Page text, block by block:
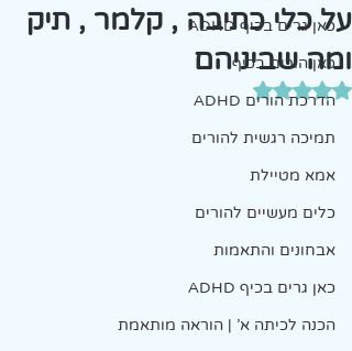
כאן גרים בכיף ADHD
כאן הורים בכיף
הדרכת הורים ADHD
תמיכה רגשית להורים
אמא מטיילת
כלים מעשיים להורים
אבחונים והתאמות
כאן גרים בכיף ADHD
הכנה לכיתה א' | הוראה מותאמת
על כלי כתיבה , קלמר , תיק
ומה שביניהם
דירוג של NaN מתוך 5 כוכבים